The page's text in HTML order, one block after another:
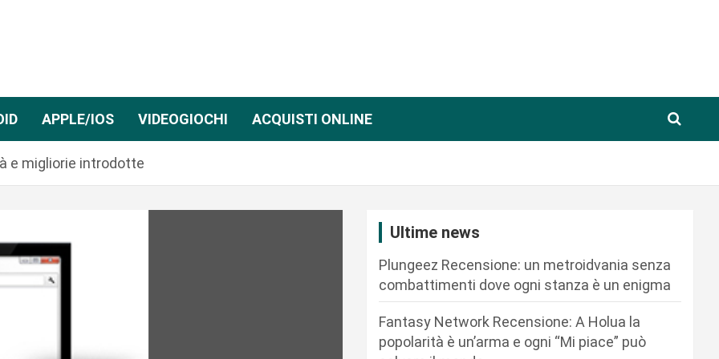
APPLE/IOS VIDEOGIOCHI ACQUISTI ONLINE
e migliorie introdotte
Ultime news
Plungeez Recensione: un metroidvania senza
combattimenti dove ogni stanza è un enigma
Fantasy Network Recensione: A Holua la
popolarità è un’arma e ogni “Mi piace” può